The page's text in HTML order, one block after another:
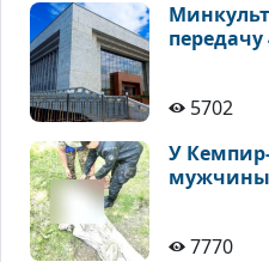
передачу
5702
У
мужчины,
7770